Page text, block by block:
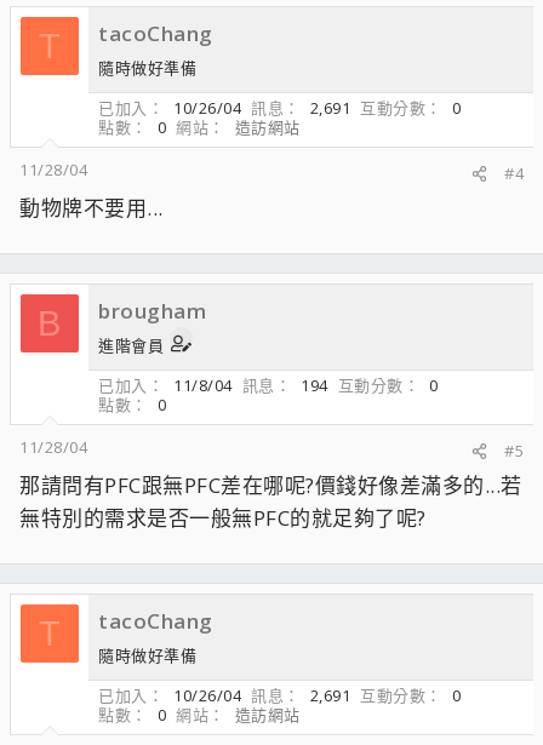
T tacoChang
隨時做好準備
已加入
10/26/04 訊息 2,691 互動分數
0
點數
0 網站
造訪網站
11/28/04
#4
動物牌不要用...
B brougham
進階會員
已加入
11/8/04 訊息 194 互動分數
0
點數
0
11/28/04
#5
那請問有PFC跟無PFC差在哪呢?價錢好像差滿多的...若
無特別的需求是否一般無PFC的就足夠了呢?
T tacoChang
隨時做好準備
已加入
10/26/04 訊息 2,691 互動分數
0
點數
0 網站
造訪網站